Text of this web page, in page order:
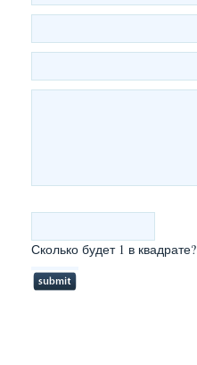
Сколько будет 1 в квадрате?